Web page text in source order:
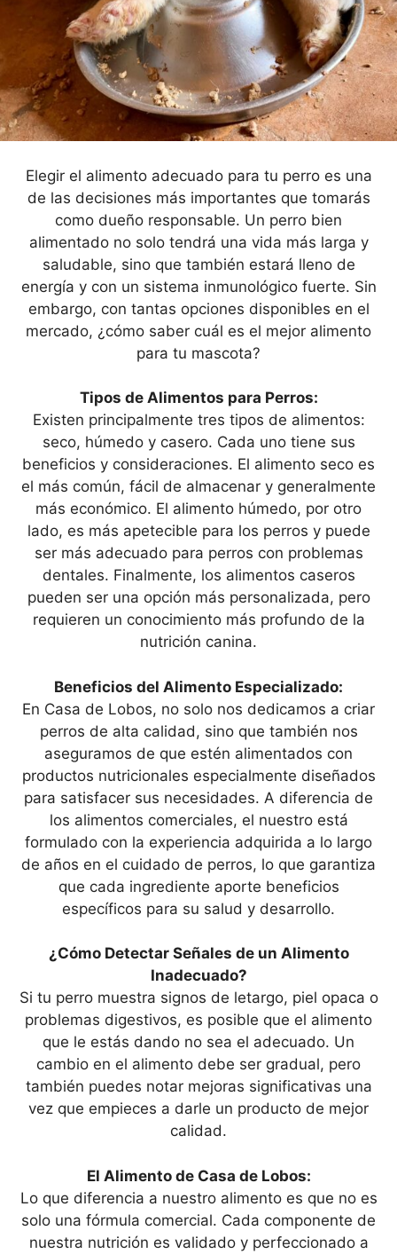
Elegir el alimento adecuado para tu perro es una
de las decisiones más importantes que tomarás
como dueño responsable. Un perro bien
alimentado no solo tendrá una vida más larga y
saludable, sino que también estará lleno de
energía y con un sistema inmunológico fuerte. Sin
embargo, con tantas opciones disponibles en el
mercado, ¿cómo saber cuál es el mejor alimento
para tu mascota?
Tipos de Alimentos para Perros:
Existen principalmente tres tipos de alimentos:
seco, húmedo y casero. Cada uno tiene sus
beneficios y consideraciones. El alimento seco es
el más común, fácil de almacenar y generalmente
más económico. El alimento húmedo, por otro
lado, es más apetecible para los perros y puede
ser más adecuado para perros con problemas
dentales. Finalmente, los alimentos caseros
pueden ser una opción más personalizada, pero
requieren un conocimiento más profundo de la
nutrición canina.
Beneficios del Alimento Especializado:
En Casa de Lobos, no solo nos dedicamos a criar
perros de alta calidad, sino que también nos
aseguramos de que estén alimentados con
productos nutricionales especialmente diseñados
para satisfacer sus necesidades. A diferencia de
los alimentos comerciales, el nuestro está
formulado con la experiencia adquirida a lo largo
de años en el cuidado de perros, lo que garantiza
que cada ingrediente aporte beneficios
específicos para su salud y desarrollo.
¿Cómo Detectar Señales de un Alimento
Inadecuado?
Si tu perro muestra signos de letargo, piel opaca o
problemas digestivos, es posible que el alimento
que le estás dando no sea el adecuado. Un
cambio en el alimento debe ser gradual, pero
también puedes notar mejoras significativas una
vez que empieces a darle un producto de mejor
calidad.
El Alimento de Casa de Lobos:
Lo que diferencia a nuestro alimento es que no es
solo una fórmula comercial. Cada componente de
nuestra nutrición es validado y perfeccionado a